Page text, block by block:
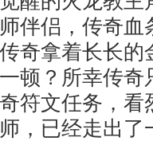
伴侣，传奇血
奇拿着长长的
顿？所幸传奇
符文任务，看
，已经走出了